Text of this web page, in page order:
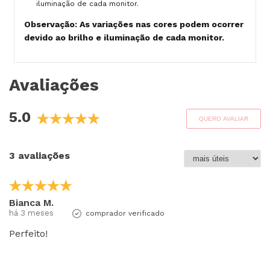
iluminação de cada monitor.
Observação: As variações nas cores podem ocorrer
devido ao brilho e iluminação de cada monitor.
Avaliações
5.0 QUERO AVALIAR
3 avaliações
Bianca M.
há 3 meses comprador verificado
Perfeito!